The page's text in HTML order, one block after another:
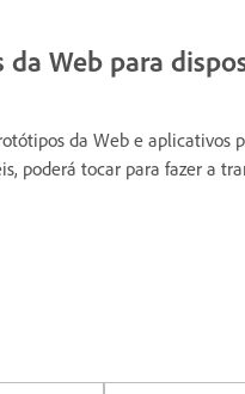
Web para
da Web e aplicativos
poderá tocar para fazer a